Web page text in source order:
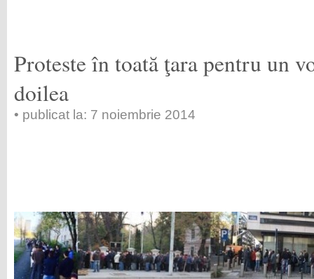
Proteste în toată ţara pentru un
doilea
• publicat la: 7 noiembrie 2014